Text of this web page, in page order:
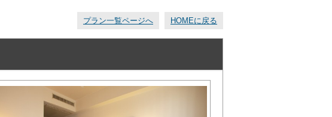
プラン一覧ページへ HOMEに戻る